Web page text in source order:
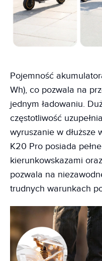
Pojemność
Wh), co pozwala na
jednym ładowaniu.
częstotliwość
wyruszanie w dłuższe
K20 Pro posiada
kierunkowskazami
pozwala na
trudnych warunkach